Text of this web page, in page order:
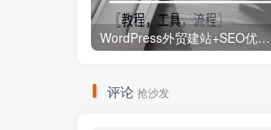
WordPress外贸建站+SEO优化课程【教程，工具，流程】
评论 抢沙发